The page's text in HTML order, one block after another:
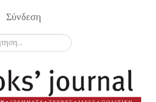
Σύνδεση